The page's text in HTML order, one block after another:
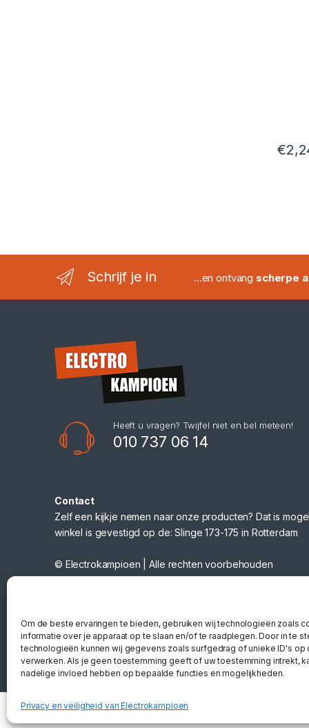
Om de beste ervaringen te bieden, gebruiken wij technologieën zoals
informatie over je apparaat op te slaan en/of te raadplegen. Door in te
technologieën kunnen wij gegevens zoals surfgedrag of unieke ID's op
verwerken. Als je geen toestemming geeft of uw toestemming intrekt,
nadelige invloed hebben op bepaalde functies en mogelijkheden.
Privacy en veiligheid van Electrokampioen
€
Schrijf je in ...en ontvang scherpe
Heeft u vragen? Twijfel niet en bel meteen!
010 737 06 14
Contact
Zelf een kijkje nemen naar onze producten? Dat is
winkel is gevestigd op de: Slinge 173-175 in Rotterdam
© Electrokampioen | Alle rechten voorbehouden
Webshop gemaakt doorNano Web